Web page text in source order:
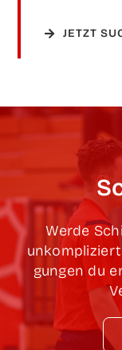
JETZT
Wer­de
gun­gen du